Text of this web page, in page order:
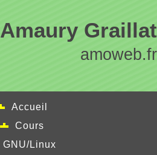
Amaury Graillat
amoweb.fr
Accueil
Cours
GNU/Linux